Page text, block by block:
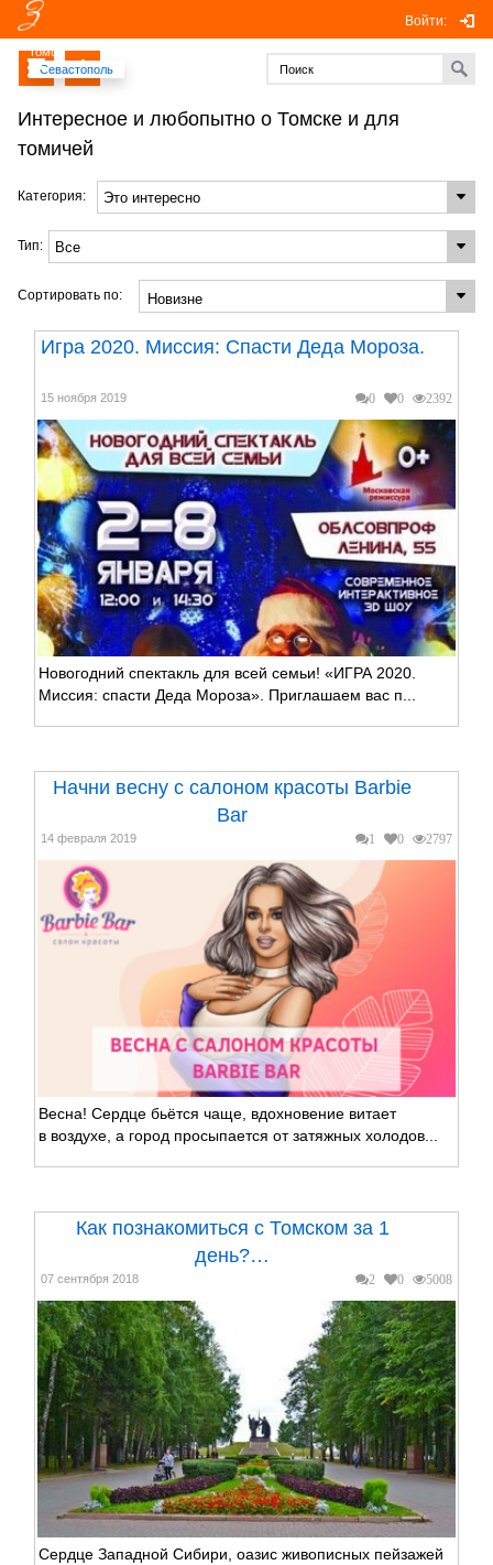
Томск
Севастополь
Интересное и любопытно о Томске и для
томичей
Войти:
Категория:
Тип:
Сортировать по:
Игра 2020. Миссия: Спасти Деда Мороза.
0 0 2392
15 ноября 2019
Новогодний спектакль для всей семьи! «ИГРА 2020.
Миссия: спасти Деда Мороза». Приглашаем вас п...
Начни весну с салоном красоты Barbie
Bar
1 0 2797
14 февраля 2019
Весна! Сердце бьётся чаще, вдохновение витает
в воздухе, а город просыпается от затяжных холодов...
Как познакомиться с Томском за 1
день?…
2 0 5008
07 сентября 2018
Сердце Западной Сибири, оазис живописных пейзажей